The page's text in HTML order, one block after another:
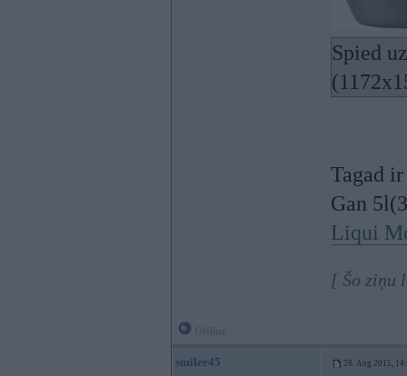
Spied
Tagad
Gan
Liqui
[ Šo ziņu
smilee45 28. Aug 2015,